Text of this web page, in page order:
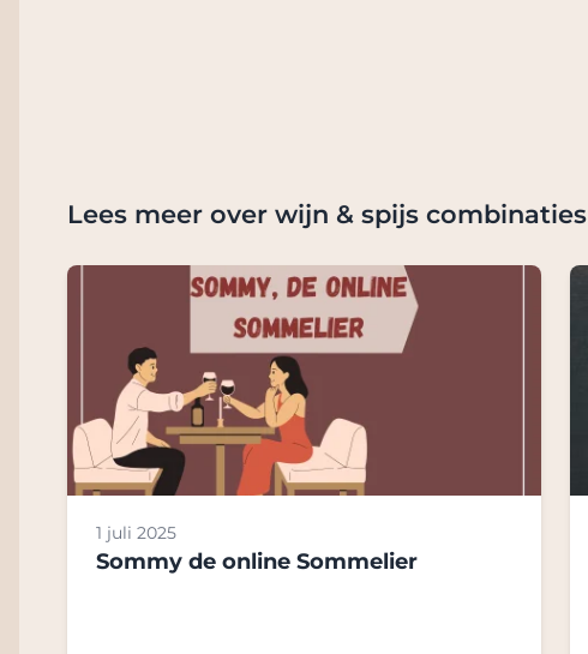
Lees meer over wijn & spijs combinaties
1 juli 2025
Sommy de online Sommelier